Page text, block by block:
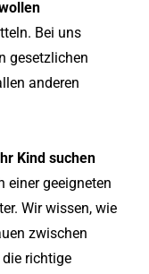
Bei uns
gesetzlichen
anderen
Kind suchen
einer geeigneten
Wir wissen, wie
zwischen
richtige